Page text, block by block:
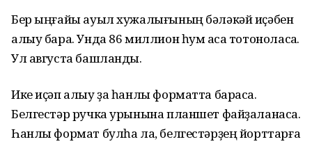
Бер ыңғайы ауыл хужалығының бәләкәй иҫәбен
алыу бара. Унда 86 миллион һум аҡса тотоноласаҡ.
Ул августа башланды.
Ике иҫәп алыу ҙа һанлы форматта барасаҡ.
Белгестәр ручка урынына планшет файҙаланасаҡ.
Һанлы формат булһа ла, белгестәрҙең йорттарға